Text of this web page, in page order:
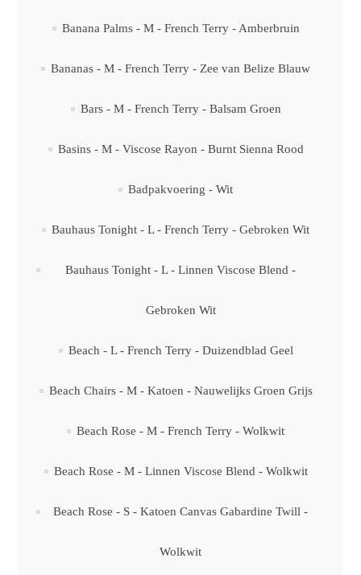
Banana Palms - M - French Terry - Amberbruin
Bananas - M - French Terry - Zee van Belize Blauw
Bars - M - French Terry - Balsam Groen
Basins - M - Viscose Rayon - Burnt Sienna Rood
Badpakvoering - Wit
Bauhaus Tonight - L - French Terry - Gebroken Wit
Bauhaus Tonight - L - Linnen Viscose Blend -
Gebroken Wit
Beach - L - French Terry - Duizendblad Geel
Beach Chairs - M - Katoen - Nauwelijks Groen Grijs
Beach Rose - M - French Terry - Wolkwit
Beach Rose - M - Linnen Viscose Blend - Wolkwit
Beach Rose - S - Katoen Canvas Gabardine Twill -
Wolkwit